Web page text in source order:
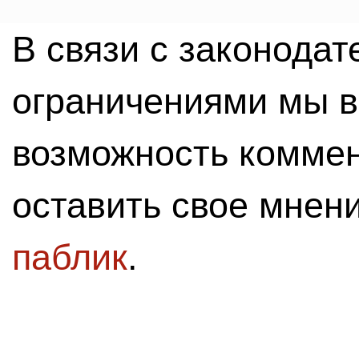
В связи с
ограничениями мы
возможность
оставить свое
паблик.